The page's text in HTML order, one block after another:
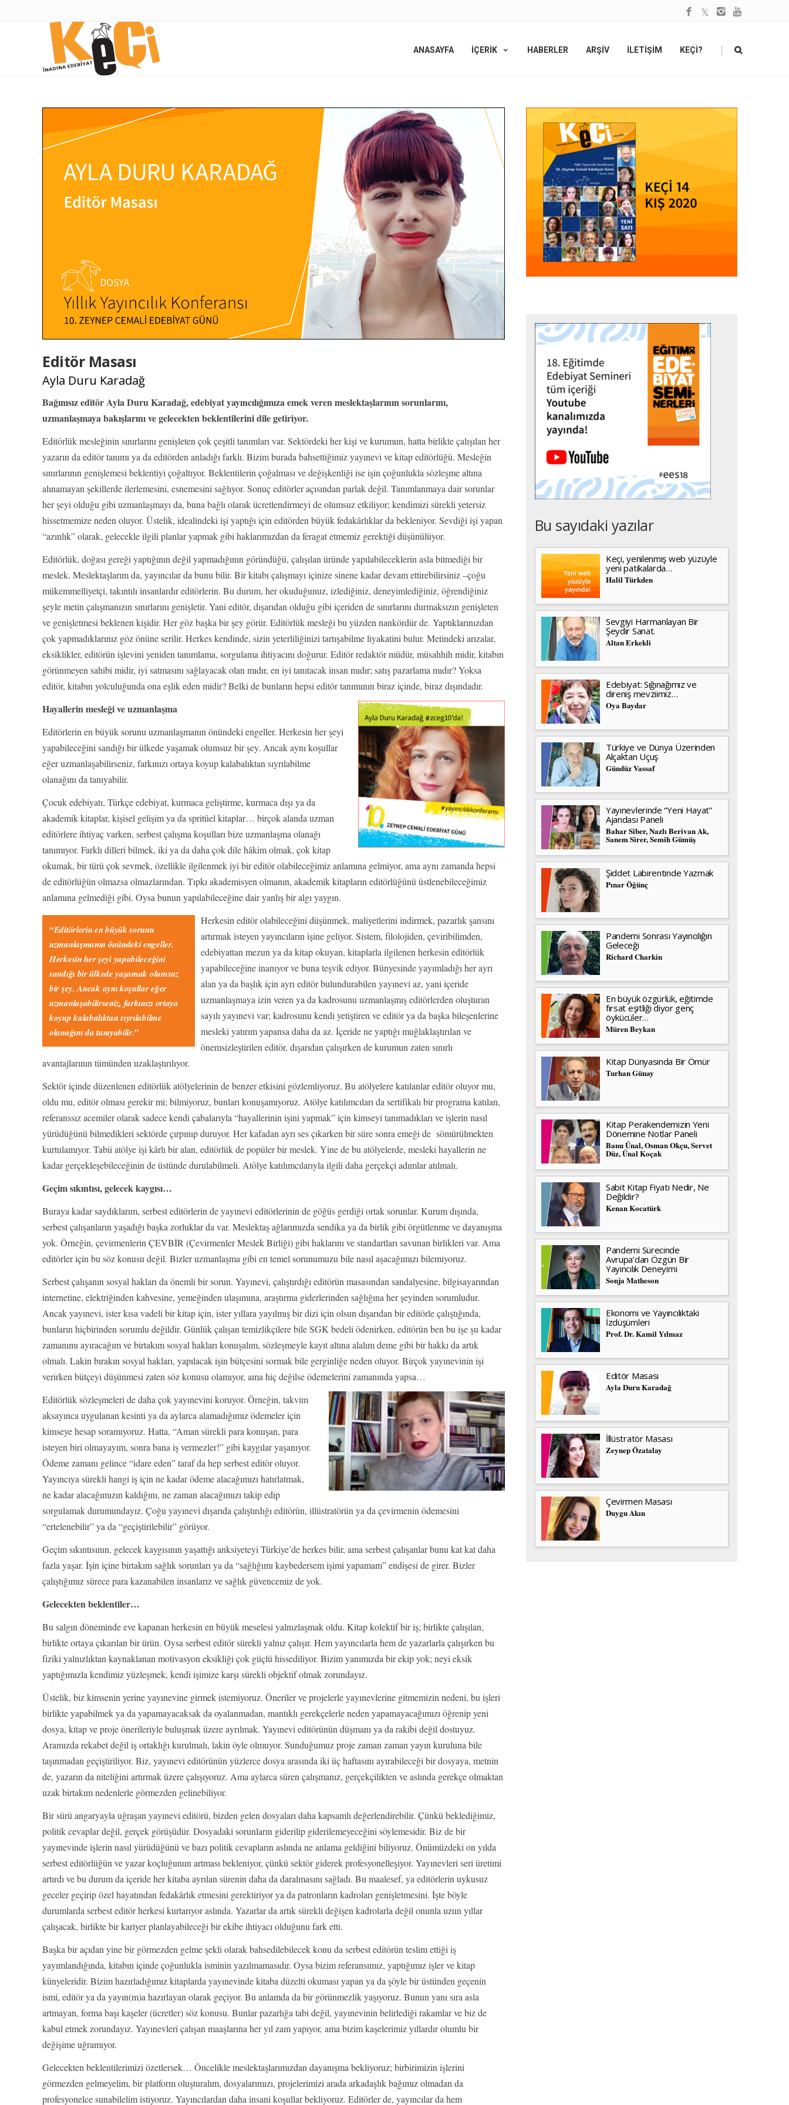
ANASAYFA İÇERİK HABERLER ARŞİV İLETİŞİM KEÇİ? |
Editör Masası
Ayla Duru Karadağ
Bağımsız editör Ayla Duru Karadağ, edebiyat yayıncılığımıza emek veren meslektaşlarının sorunlarını,
uzmanlaşmaya bakışlarını ve gelecekten beklentilerini dile getiriyor.
Editörlük mesleğinin sınırlarını genişleten çok çeşitli tanımları var. Sektördeki her kişi ve kurumun, hatta birlikte çalışılan her
yazarın da editör tanımı ya da editörden anladığı farklı. Bizim burada bahsettiğimiz yayınevi ve kitap editörlüğü. Mesleğin
sınırlarının genişlemesi beklentiyi çoğaltıyor. Beklentilerin çoğalması ve değişkenliği ise işin çoğunlukla sözleşme altına
alınamayan şekillerde ilerlemesini, esnemesini sağlıyor. Sonuç editörler açısından parlak değil. Tanımlanmaya dair sorunlar
her şeyi olduğu gibi uzmanlaşmayı da, buna bağlı olarak ücretlendirmeyi de olumsuz etkiliyor; kendimizi sürekli yetersiz
hissetmemize neden oluyor. Üstelik, idealindeki işi yaptığı için editörden büyük fedakârlıklar da bekleniyor. Sevdiği işi yapan
“azınlık” olarak, gelecekle ilgili planlar yapmak gibi haklarımızdan da feragat etmemiz gerektiği düşünülüyor.
Editörlük, doğası gereği yaptığının değil yapmadığının göründüğü, çalışılan üründe yapılabileceklerin asla bitmediği bir
meslek. Meslektaşlarım da, yayıncılar da bunu bilir. Bir kitabı çalışmayı içinize sinene kadar devam ettirebilirsiniz –çoğu
mükemmelliyetçi, takıntılı insanlardır editörlerin. Bu durum, her okuduğunuz, izlediğiniz, deneyimlediğiniz, öğrendiğiniz
şeyle metin çalışmanızın sınırlarını genişletir. Yani editör, dışarıdan olduğu gibi içeriden de sınırlarını durmaksızın genişleten
ve genişletmesi beklenen kişidir. Her göz başka bir şey görür. Editörlük mesleği bu yüzden nankördür de. Yaptıklarınızdan
çok yapmadıklarınız göz önüne serilir. Herkes kendinde, sizin yeterliliğinizi tartışabilme liyakatini bulur. Metindeki arızalar,
eksiklikler, editörün işlevini yeniden tanımlama, sorgulama ihtiyacını doğurur. Editör redaktör müdür, müsahhih midir, kitabın
görünmeyen sahibi midir, iyi satmasını sağlayacak olan mıdır, en iyi tanıtacak insan mıdır; satış pazarlama mıdır? Yoksa
editör, kitabın yolculuğunda ona eşlik eden midir? Belki de bunların hepsi editör tanımının biraz içinde, biraz dışındadır.
Hayallerin mesleği ve uzmanlaşma
Editörlerin en büyük sorunu uzmanlaşmanın önündeki engeller. Herkesin her şeyi
yapabileceğini sandığı bir ülkede yaşamak olumsuz bir şey. Ancak aynı koşullar
eğer uzmanlaşabilirseniz, farkınızı ortaya koyup kalabalıktan sıyrılabilme
olanağını da tanıyabilir.
Çocuk edebiyatı, Türkçe edebiyat, kurmaca geliştirme, kurmaca dışı ya da
akademik kitaplar, kişisel gelişim ya da spritüel kitaplar… birçok alanda uzman
editörlere ihtiyaç varken, serbest çalışma koşulları bize uzmanlaşma olanağı
tanımıyor. Farklı dilleri bilmek, iki ya da daha çok dile hâkim olmak, çok kitap
okumak, bir türü çok sevmek, özellikle ilgilenmek iyi bir editör olabileceğimiz anlamına gelmiyor, ama aynı zamanda hepsi
de editörlüğün olmazsa olmazlarından. Tıpkı akademisyen olmanın, akademik kitapların editörlüğünü üstlenebileceğimiz
anlamına gelmediği gibi. Oysa bunun yapılabileceğine dair yanlış bir algı yaygın.
“Editörlerin en büyük sorunu
uzmanlaşmanın önündeki engeller.
Herkesin her şeyi yapabileceğini
sandığı bir ülkede yaşamak olumsuz
bir şey. Ancak aynı koşullar eğer
uzmanlaşabilirseniz, farkınızı ortaya
koyup kalabalıktan sıyrılabilme
olanağını da tanıyabilir.”
Herkesin editör olabileceğini düşünmek, maliyetlerini indirmek, pazarlık şansını
artırmak isteyen yayıncıların işine geliyor. Sistem, filolojiden, çeviribilimden,
edebiyattan mezun ya da kitap okuyan, kitaplarla ilgilenen herkesin editörlük
yapabileceğine inanıyor ve buna teşvik ediyor. Bünyesinde yayımladığı her ayrı
alan ya da başlık için ayrı editör bulundurabilen yayınevi az, yani içeride
uzmanlaşmaya izin veren ya da kadrosunu uzmanlaşmış editörlerden oluşturan
sayılı yayınevi var; kadrosunu kendi yetiştiren ve editör ya da başka bileşenlerine
mesleki yatırım yapansa daha da az. İçeride ne yaptığı muğlaklaştırılan ve
önemsizleştirilen editör, dışarıdan çalışırken de kurumun zaten sınırlı
avantajlarının tümünden uzaklaştırılıyor.
Sektör içinde düzenlenen editörlük atölyelerinin de benzer etkisini gözlemliyoruz. Bu atölyelere katılanlar editör oluyor mu,
oldu mu, editör olması gerekir mi; bilmiyoruz, bunları konuşamıyoruz. Atölye katılımcıları da sertifikalı bir programa katılan,
referanssız acemiler olarak sadece kendi çabalarıyla “hayallerinin işini yapmak” için kimseyi tanımadıkları ve işlerin nasıl
yürüdüğünü bilmedikleri sektörde çırpınıp duruyor. Her kafadan ayrı ses çıkarken bir süre sonra emeği de sömürülmekten
kurtulamıyor. Tabii atölye işi kârlı bir alan, editörlük de popüler bir meslek. Yine de bu atölyelerde, mesleki hayallerin ne
kadar gerçekleşebileceğinin de üstünde durulabilmeli. Atölye katılımcılarıyla ilgili daha gerçekçi adımlar atılmalı.
Geçim sıkıntısı, gelecek kaygısı…
Buraya kadar saydıklarım, serbest editörlerin de yayınevi editörlerinin de göğüs gerdiği ortak sorunlar. Kurum dışında,
serbest çalışanların yaşadığı başka zorluklar da var. Meslektaş ağlarımızda sendika ya da birlik gibi örgütlenme ve dayanışma
yok. Örneğin, çevirmenlerin ÇEVBİR (Çevirmenler Meslek Birliği) gibi haklarını ve standartları savunan birlikleri var. Ama
editörler için bu söz konusu değil. Bizler uzmanlaşma gibi en temel sorunumuzu bile nasıl aşacağımızı bilemiyoruz.
Serbest çalışanın sosyal hakları da önemli bir sorun. Yayınevi, çalıştırdığı editörün masasından sandalyesine, bilgisayarından
internetine, elektriğinden kahvesine, yemeğinden ulaşımına, araştırma giderlerinden sağlığına her şeyinden sorumludur.
Ancak yayınevi, ister kısa vadeli bir kitap için, ister yıllara yayılmış bir dizi için olsun dışarıdan bir editörle çalıştığında,
bunların hiçbirinden sorumlu değildir. Günlük çalışan temizlikçilere bile SGK bedeli ödenirken, editörün ben bu işe şu kadar
zamanımı ayıracağım ve birtakım sosyal hakları konuşalım, sözleşmeyle kayıt altına alalım deme gibi bir hakkı da artık
olmalı. Lakin bırakın sosyal hakları, yapılacak işin bütçesini sormak bile gerginliğe neden oluyor. Birçok yayınevinin işi
verirken bütçeyi düşünmesi zaten söz konusu olamıyor, ama hiç değilse ödemelerini zamanında yapsa…
Editörlük sözleşmeleri de daha çok yayınevini koruyor. Örneğin, takvim
aksayınca uygulanan kesinti ya da aylarca alamadığımız ödemeler için
kimseye hesap soramıyoruz. Hatta, “Aman sürekli para konuşan, para
isteyen biri olmayayım, sonra bana iş vermezler!” gibi kaygılar yaşanıyor.
Ödeme zamanı gelince “idare eden” taraf da hep serbest editör oluyor.
Yayıncıya sürekli hangi iş için ne kadar ödeme alacağımızı hatırlatmak,
ne kadar alacağımızın kaldığını, ne zaman alacağımızı takip edip
sorgulamak durumundayız. Çoğu yayınevi dışarıda çalıştırdığı editörün, illüstratörün ya da çevirmenin ödemesini
“ertelenebilir” ya da “geçiştirilebilir” görüyor.
Geçim sıkıntısının, gelecek kaygısının yaşattığı anksiyeteyi Türkiye’de herkes bilir, ama serbest çalışanlar bunu kat kat daha
fazla yaşar. İşin içine birtakım sağlık sorunları ya da “sağlığımı kaybedersem işimi yapamam” endişesi de girer. Bizler
çalıştığımız sürece para kazanabilen insanlarız ve sağlık güvencemiz de yok.
Gelecekten beklentiler…
Bu salgın döneminde eve kapanan herkesin en büyük meselesi yalnızlaşmak oldu. Kitap kolektif bir iş; birlikte çalışılan,
birlikte ortaya çıkarılan bir ürün. Oysa serbest editör sürekli yalnız çalışır. Hem yayıncılarla hem de yazarlarla çalışırken bu
fiziki yalnızlıktan kaynaklanan motivasyon eksikliği çok güçlü hissediliyor. Bizim yanımızda bir ekip yok; neyi eksik
yaptığımızla kendimiz yüzleşmek, kendi işimize karşı sürekli objektif olmak zorundayız.
Üstelik, biz kimsenin yerine yayınevine girmek istemiyoruz. Öneriler ve projelerle yayınevlerine gitmemizin nedeni, bu işleri
birlikte yapabilmek ya da yapamayacaksak da oyalanmadan, mantıklı gerekçelerle neden yapamayacağımızı öğrenip yeni
dosya, kitap ve proje önerileriyle buluşmak üzere ayrılmak. Yayınevi editörünün düşmanı ya da rakibi değil dostuyuz.
Aramızda rekabet değil iş ortaklığı kurulmalı, lakin öyle olmuyor. Sunduğumuz proje zaman zaman yayın kuruluna bile
taşınmadan geçiştiriliyor. Biz, yayınevi editörünün yüzlerce dosya arasında iki üç haftasını ayırabileceği bir dosyaya, metnin
de, yazarın da niteliğini artırmak üzere çalışıyoruz. Ama aylarca süren çalışmanız, gerçekçilikten ve aslında gerekçe olmaktan
uzak birtakım nedenlerle görmezden gelinebiliyor.
Bir sürü angaryayla uğraşan yayınevi editörü, bizden gelen dosyaları daha kapsamlı değerlendirebilir. Çünkü beklediğimiz,
politik cevaplar değil, gerçek görüşüdür. Dosyadaki sorunların giderilip giderilemeyeceğini söylemesidir. Biz de bir
yayınevinde işlerin nasıl yürüdüğünü ve bazı politik cevapların aslında ne anlama geldiğini biliyoruz. Önümüzdeki on yılda
serbest editörlüğün ve yazar koçluğunun artması bekleniyor, çünkü sektör giderek profesyonelleşiyor. Yayınevleri seri üretimi
artırdı ve bu durum da içeride her kitaba ayrılan sürenin daha da daralmasını sağladı. Bu maalesef, ya editörlerin uykusuz
geceler geçirip özel hayatından fedakârlık etmesini gerektiriyor ya da patronların kadroları genişletmesini. İşte böyle
durumlarda serbest editör herkesi kurtarıyor aslında. Yazarlar da artık sürekli değişen kadrolarla değil onunla uzun yıllar
çalışacak, birlikte bir kariyer planlayabileceği bir ekibe ihtiyacı olduğunu fark etti.
Başka bir açıdan yine bir görmezden gelme şekli olarak bahsedilebilecek konu da serbest editörün teslim ettiği iş
yayımlandığında, kitabın içinde çoğunlukla isminin yazılmamasıdır. Oysa bizim referansımız, yaptığımız işler ve kitap
künyeleridir. Bizim hazırladığımız kitaplarda yayınevinde kitaba düzelti okuması yapan ya da şöyle bir üstünden geçenin
ismi, editör ya da yayın(m)a hazırlayan olarak geçiyor. Bu anlamda da bir görünmezlik yaşıyoruz. Bunun yanı sıra asla
artmayan, forma başı kaşeler (ücretler) söz konusu. Bunlar pazarlığa tabi değil, yayınevinin belirlediği rakamlar ve biz de
kabul etmek zorundayız. Yayınevleri çalışan maaşlarına her yıl zam yapıyor, ama bizim kaşelerimiz yıllardır olumlu bir
değişime uğramıyor.
Gelecekten beklentilerimizi özetlersek… Öncelikle meslektaşlarımızdan dayanışma bekliyoruz; birbirimizin işlerini
görmezden gelmeyelim, bir platform oluşturalım, dosyalarımızı, projelerimizi arada arkadaşlık bağımız olmadan da
profesyonelce sunabilelim istiyoruz. Yayıncılardan daha insani koşullar bekliyoruz. Editörler de, yayıncılar da hem
Bu sayıdaki yazılar
Keçi, yenilenmiş web yüzüyle
yeni patikalarda…
Halil Türkden
Sevgiyi Harmanlayan Bir
Şeydir Sanat.
Altan Erkekli
Edebiyat: Sığınağımız ve
direniş mevziimiz…
Oya Baydar
Türkiye ve Dünya Üzerinden
Alçaktan Uçuş
Gündüz Vassaf
Yayınevlerinde “Yeni Hayat”
Ajandası Paneli
Bahar Siber, Nazlı Berivan Ak,
Sanem Sirer, Semih Gümüş
Şiddet Labirentinde Yazmak
Pınar Öğünç
Pandemi Sonrası Yayıncılığın
Geleceği
Richard Charkin
En büyük özgürlük, eğitimde
fırsat eşitliği diyor genç
öykücüler…
Müren Beykan
Kitap Dünyasında Bir Ömür
Turhan Günay
Kitap Perakendemizin Yeni
Dönemine Notlar Paneli
Banu Ünal, Osman Okçu, Servet
Düz, Ünal Koçak
Sabit Kitap Fiyatı Nedir, Ne
Değildir?
Kenan Kocatürk
Pandemi Sürecinde
Avrupa’dan Özgün Bir
Yayıncılık Deneyimi
Sonja Matheson
Ekonomi ve Yayıncılıktaki
İzdüşümleri
Prof. Dr. Kamil Yılmaz
Editör Masası
Ayla Duru Karadağ
İllüstratör Masası
Zeynep Özatalay
Çevirmen Masası
Duygu Akın